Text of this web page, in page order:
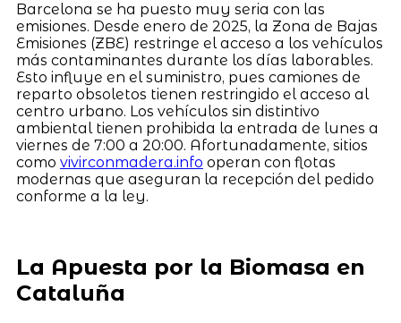
Barcelona se ha puesto muy seria con las
emisiones. Desde enero de 2025, la Zona de Bajas
Emisiones (ZBE) restringe el acceso a los vehículos
más contaminantes durante los días laborables.
Esto influye en el suministro, pues camiones de
reparto obsoletos tienen restringido el acceso al
centro urbano. Los vehículos sin distintivo
ambiental tienen prohibida la entrada de lunes a
viernes de 7:00 a 20:00. Afortunadamente, sitios
como vivirconmadera.info operan con flotas
modernas que aseguran la recepción del pedido
conforme a la ley.
La Apuesta por la Biomasa en
Cataluña